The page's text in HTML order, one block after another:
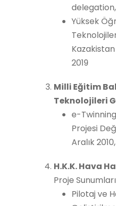
delegation,
Yüksek
2019
Milli Eğitim
Teknolojileri
e-
Projesi
Aralık
H.K.K. Hava
Proje
Pilotaj ve